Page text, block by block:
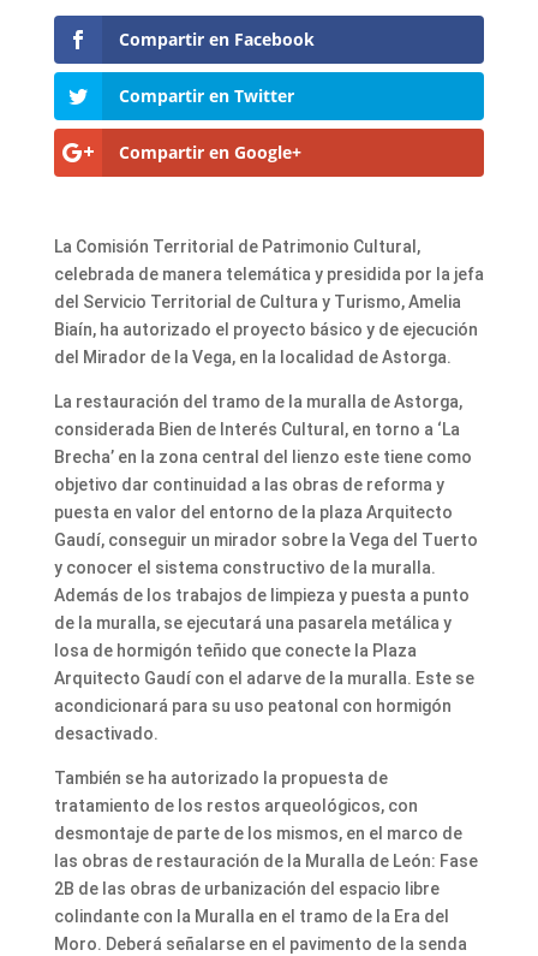
Compartir en Facebook
Compartir en Twitter
Compartir en Google+
La Comisión Territorial de Patrimonio Cultural,
celebrada de manera telemática y presidida por la jefa
del Servicio Territorial de Cultura y Turismo, Amelia
Biaín, ha autorizado el proyecto básico y de ejecución
del Mirador de la Vega, en la localidad de Astorga.
La restauración del tramo de la muralla de Astorga,
considerada Bien de Interés Cultural, en torno a ‘La
Brecha’ en la zona central del lienzo este tiene como
objetivo dar continuidad a las obras de reforma y
puesta en valor del entorno de la plaza Arquitecto
Gaudí, conseguir un mirador sobre la Vega del Tuerto
y conocer el sistema constructivo de la muralla.
Además de los trabajos de limpieza y puesta a punto
de la muralla, se ejecutará una pasarela metálica y
losa de hormigón teñido que conecte la Plaza
Arquitecto Gaudí con el adarve de la muralla. Este se
acondicionará para su uso peatonal con hormigón
desactivado.
También se ha autorizado la propuesta de
tratamiento de los restos arqueológicos, con
desmontaje de parte de los mismos, en el marco de
las obras de restauración de la Muralla de León: Fase
2B de las obras de urbanización del espacio libre
colindante con la Muralla en el tramo de la Era del
Moro. Deberá señalarse en el pavimento de la senda